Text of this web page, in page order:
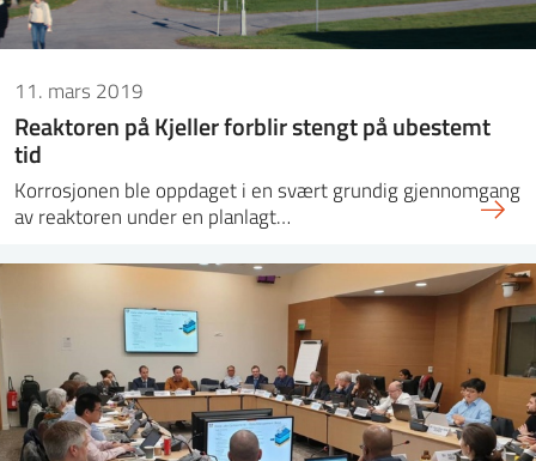
11. mars 2019
Reaktoren på Kjeller forblir stengt på ubestemt
tid
Korrosjonen ble oppdaget i en svært grundig gjennomgang
av reaktoren under en planlagt…